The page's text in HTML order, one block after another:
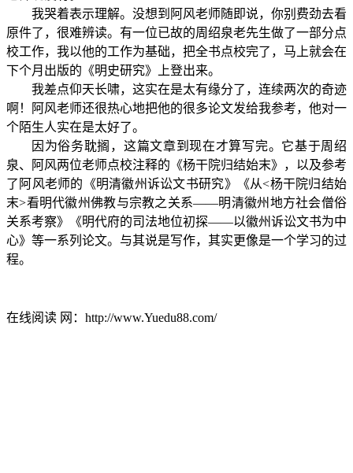
我哭着表示理解。没想到阿风老师随即说，你别费劲去看
原件了，很难辨读。有一位已故的周绍泉老先生做了一部分点
校工作，我以他的工作为基础，把全书点校完了，马上就会在
下个月出版的《明史研究》上登出来。
我差点仰天长啸，这实在是太有缘分了，连续两次的奇迹
啊！阿风老师还很热心地把他的很多论文发给我参考，他对一
个陌生人实在是太好了。
因为俗务耽搁，这篇文章到现在才算写完。它基于周绍
泉、阿风两位老师点校注释的《杨干院归结始末》，以及参考
了阿风老师的《明清徽州诉讼文书研究》《从<杨干院归结始
末>看明代徽州佛教与宗教之关系——明清徽州地方社会僧俗
关系考察》《明代府的司法地位初探——以徽州诉讼文书为中
心》等一系列论文。与其说是写作，其实更像是一个学习的过
程。
在线阅读 网：http://www.Yuedu88.com/